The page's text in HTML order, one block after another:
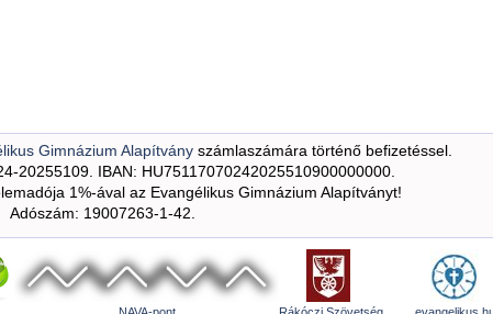
Gimnázium Alapítványszámlaszámára történő befizetéssel.
20255109. IBAN: HU75117070242025510900000000.
1%-ával az Evangélikus Gimnázium Alapítványt!
Adószám: 19007263-1-42.